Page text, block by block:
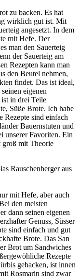
zu backen. Es hat
wirklich gut ist. Mit
angesetzt. In dem
mit Hefe. Der
man den Sauerteig
der Sauerteig am
Rezepten kann man
den Beutel nehmen,
findet. Das ist ideal,
eigenen
ist in drei Teile
Süße Brote. Ich habe
Rezepte sind einfach
Bauernstuten und
unserer Favoriten. Ein
groß mit Theorie
Rauschenberger aus
mit Hefe, aber auch
den meisten
dann seinen eigenen
Genuss, Süsser
sind einfach und gut
Brote. Das San
Brot um Sandwiches
Rezepte
gebacken, ist innen
Rosmarin sind zwar